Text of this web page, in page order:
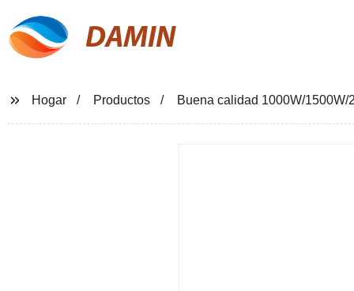
DAMIN
Hogar Productos Buena calidad 1000W/